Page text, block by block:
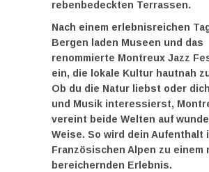
rebenbedeckten Terrassen.
Nach einem erlebnisreichen
Bergen laden Museen und das
renommierte Montreux Jazz
ein, die lokale Kultur hautnah
Ob du die Natur liebst oder
und Musik interessierst,
vereint beide Welten auf
Weise. So wird dein Aufenthalt
Französischen Alpen zu einem
bereichernden Erlebnis.